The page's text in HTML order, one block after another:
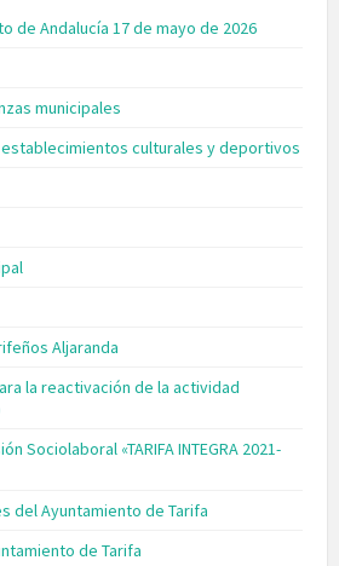
de Andalucía 17 de mayo de 2026
municipales
culturales y deportivos
Aljaranda
la reactivación de la actividad
Sociolaboral «TARIFA INTEGRA 2021-
del Ayuntamiento de Tarifa
de Tarifa